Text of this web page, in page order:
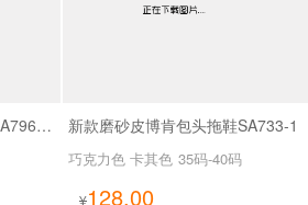
新款磨砂皮包头博肯拖鞋SA796-10 新款磨砂皮博肯包头拖鞋SA733-1
巧克力色 卡其色 35码-40码
¥128.00